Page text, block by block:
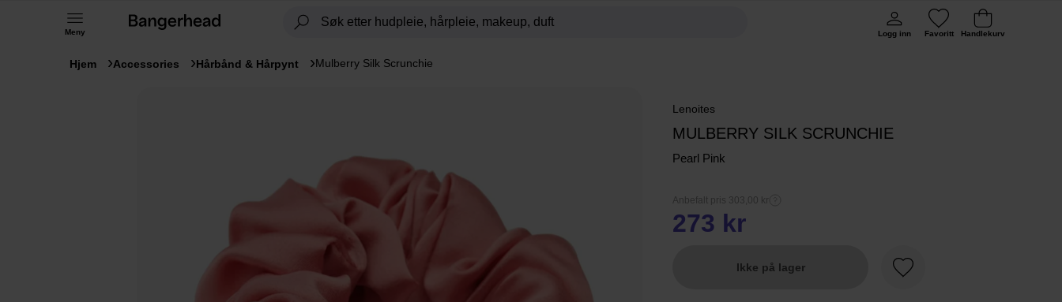
Meny Logg inn Favoritt Handlekurv
Hjem Accessories Hårbånd & Hårpynt Mulberry Silk Scrunchie
Lenoites
MULBERRY SILK SCRUNCHIE
Pearl Pink
Anbefalt pris 303,00 kr
273 kr
Ikke på lager
Favoritt